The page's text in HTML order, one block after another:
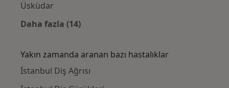
Üsküdar
Daha fazla (14)
Yakın zamanda aranan bazı hastalıklar
İstanbul Diş Ağrısı